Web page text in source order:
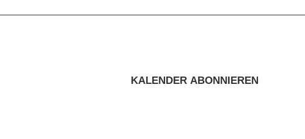
KALENDER ABONNIEREN